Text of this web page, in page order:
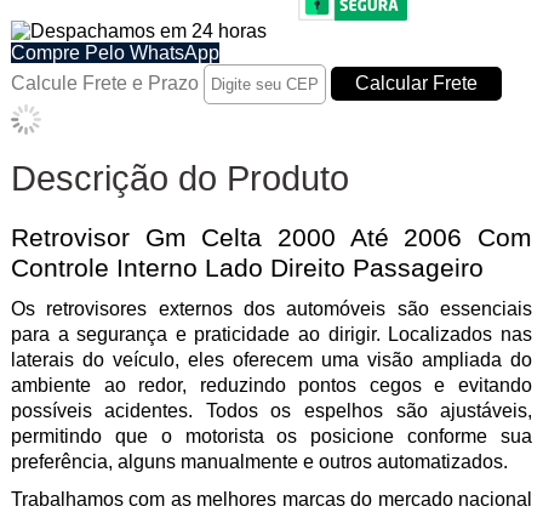
Compre Pelo WhatsApp
Calcule Frete e Prazo
Descrição do Produto
Retrovisor Gm Celta 2000 Até 2006 Com
Controle Interno Lado Direito Passageiro
Os retrovisores externos dos automóveis são essenciais
para a segurança e praticidade ao dirigir. Localizados nas
laterais do veículo, eles oferecem uma visão ampliada do
ambiente ao redor, reduzindo pontos cegos e evitando
possíveis acidentes. Todos os espelhos são ajustáveis,
permitindo que o motorista os posicione conforme sua
preferência, alguns manualmente e outros automatizados.
Trabalhamos com as melhores marcas do mercado nacional